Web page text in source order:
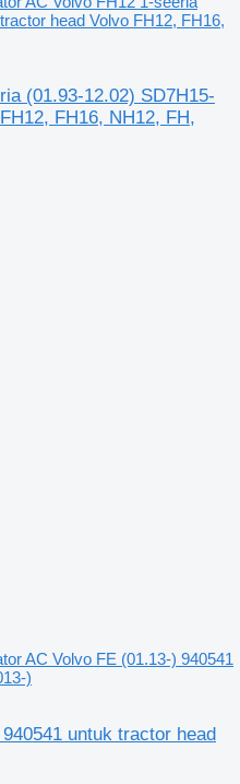
head Volvo FH12, FH16,
(01.93-12.02) SD7H15-
FH16, NH12, FH,
AC Volvo FE (01.13-) 940541
)
untuk tractor head